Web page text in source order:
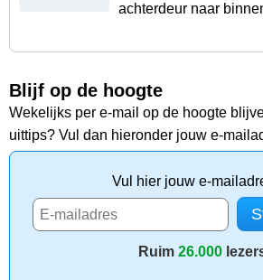
achterdeur naar
Blijf op de hoogte
Wekelijks per e-mail op de hoogte
uittips? Vul dan hieronder jouw e-
Vul hier jouw e-
Ruim 26.000